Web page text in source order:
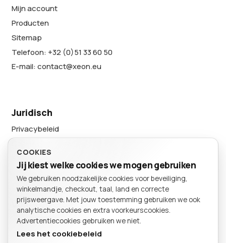
Mijn account
Producten
Sitemap
Telefoon: +32 (0)51 33 60 50
E-mail: contact@xeon.eu
Juridisch
Privacybeleid
Sitemap
Volg ons
COOKIES
Jij kiest welke cookies we mogen gebruiken
We gebruiken noodzakelijke cookies voor beveiliging,
winkelmandje, checkout, taal, land en correcte
prijsweergave. Met jouw toestemming gebruiken we ook
analytische cookies en extra voorkeurscookies.
Advertentiecookies gebruiken we niet.
Lees het cookiebeleid
BESTELLING
Winkelmand